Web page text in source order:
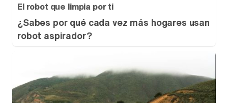
El robot que limpia por ti
¿Sabes por qué cada vez más hogares usan
robot aspirador?